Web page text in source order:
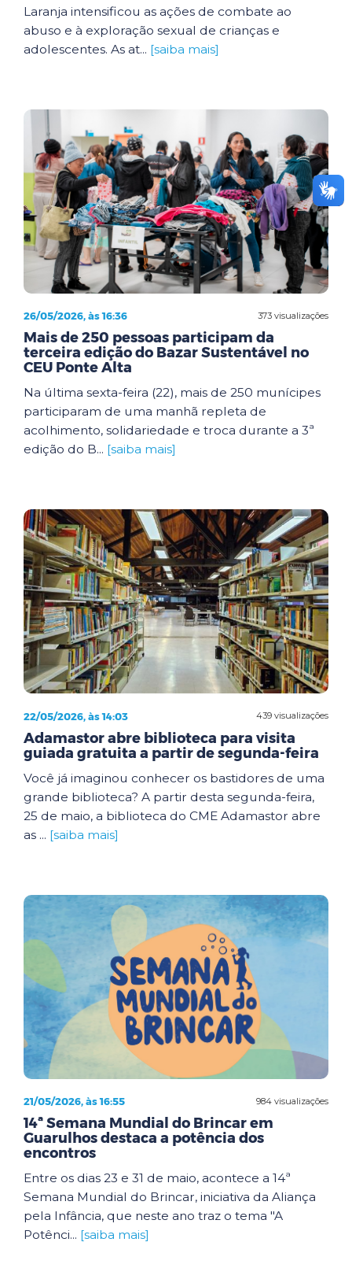
Laranja intensificou as ações de combate ao
abuso e à exploração sexual de crianças e
adolescentes. As at... [saiba mais]
373 visualizações
26/05/2026, às 16:36
Mais de 250 pessoas participam da
terceira edição do Bazar Sustentável no
CEU Ponte Alta
Na última sexta-feira (22), mais de 250 munícipes
participaram de uma manhã repleta de
acolhimento, solidariedade e troca durante a 3ª
edição do B... [saiba mais]
439 visualizações
22/05/2026, às 14:03
Adamastor abre biblioteca para visita
guiada gratuita a partir de segunda-feira
Você já imaginou conhecer os bastidores de uma
grande biblioteca? A partir desta segunda-feira,
25 de maio, a biblioteca do CME Adamastor abre
as ... [saiba mais]
984 visualizações
21/05/2026, às 16:55
14ª Semana Mundial do Brincar em
Guarulhos destaca a potência dos
encontros
Entre os dias 23 e 31 de maio, acontece a 14ª
Semana Mundial do Brincar, iniciativa da Aliança
pela Infância, que neste ano traz o tema "A
Potênci... [saiba mais]